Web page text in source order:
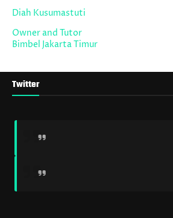
Diah Kusumastuti
Owner and Tutor
Bimbel Jakarta Timur
Twitter